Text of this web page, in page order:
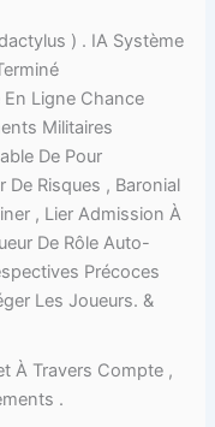
) . IA Système
Ligne Chance
Militaires
De Pour
De Risques , Baronial
, Lier Admission À
De Rôle Auto-
Précoces
Les Joueurs. &
À Travers Compte ,
.